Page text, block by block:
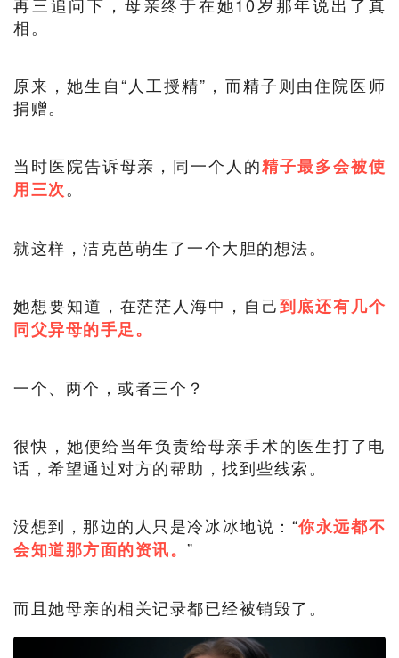
再三追问下，母亲终于在她10岁那年说出了真
相。
原来，她生自“人工授精”，而精子则由住院医师
捐赠。
当时医院告诉母亲，同一个人的精子最多会被使
用三次。
就这样，洁克芭萌生了一个大胆的想法。
她想要知道，在茫茫人海中，自己到底还有几个
同父异母的手足。
一个、两个，或者三个？
很快，她便给当年负责给母亲手术的医生打了电
话，希望通过对方的帮助，找到些线索。
没想到，那边的人只是冷冰冰地说：“你永远都不
会知道那方面的资讯。 ”
而且她母亲的相关记录都已经被销毁了。